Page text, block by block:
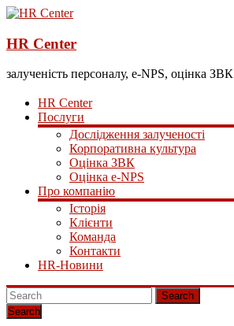
HR Center
залученість персоналу, e-NPS, оцінка ЗВК
HR Center
Послуги
Дослідження залученості
Корпоративна культура
Оцінка ЗВК
Оцінка e-NPS
Про компанію
Історія
Клієнти
Команда
Контакти
HR-Новини
Search